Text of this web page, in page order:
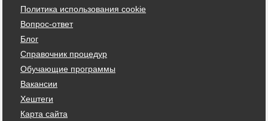
Политика использования cookie
Вопрос-ответ
Блог
Справочник процедур
Обучающие программы
Вакансии
Хештеги
Карта сайта